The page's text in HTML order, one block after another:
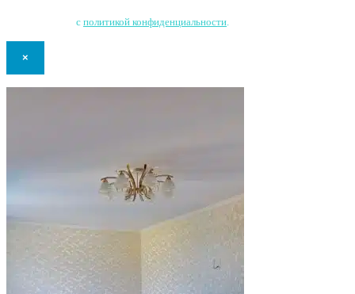
с политикой конфиденциальности.
×